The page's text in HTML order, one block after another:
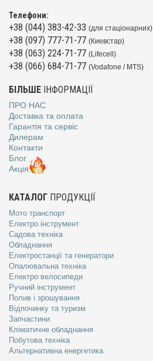
Телефони:
+38 (044) 383-42-33 (для стаціонарних)
+38 (097) 777-71-77 (Киевстар)
+38 (063) 224-71-77 (Lifecell)
+38 (066) 684-71-77 (Vodafone / MTS)
БІЛЬШЕ ІНФОРМАЦІЇ
ПРО НАС
Доставка та оплата
Гарантія та сервіс
Дилерам
Контакти
Блог
Акція
КАТАЛОГ ПРОДУКЦІЇ
Мото транспорт
Електро інструмент
Садова техніка
Обладнання
Електростанції та генератори
Опалювальна техніка
Електро велосипеди
Ручний інструмент
Полив і зрошування
Відпочинку та туризм
Запчастини
Кліматичне обладнання
Побутова техніка
Альтернативна енергетика